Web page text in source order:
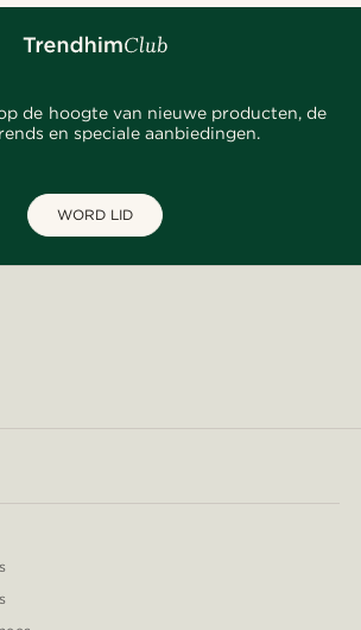
de hoogte van nieuwe producten, de
en speciale aanbiedingen.
WORD LID